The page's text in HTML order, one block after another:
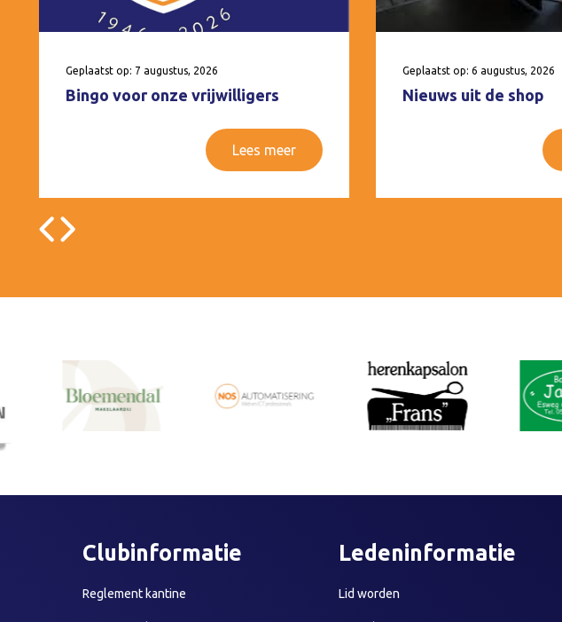
Geplaatst op: 7 augustus, 2026
Bingo voor onze vrijwilligers
Lees meer
Geplaatst op: 6 augustus, 2026
Nieuws uit de shop
Clubinformatie
Reglement kantine
Ledeninformatie
Lid worden